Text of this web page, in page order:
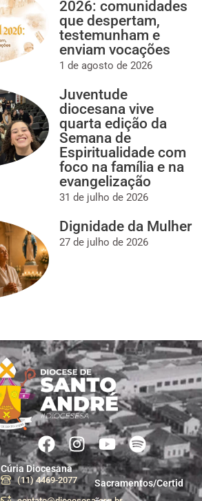
2026: comunidades
que despertam,
testemunham e
enviam vocações
1 de agosto de 2026
Juventude
diocesana vive
quarta edição da
Semana de
Espiritualidade com
foco na família e na
evangelização
31 de julho de 2026
Dignidade da Mulher
27 de julho de 2026
Cúria Diocesana
(11) 4469-2077
Sacramentos/Certid